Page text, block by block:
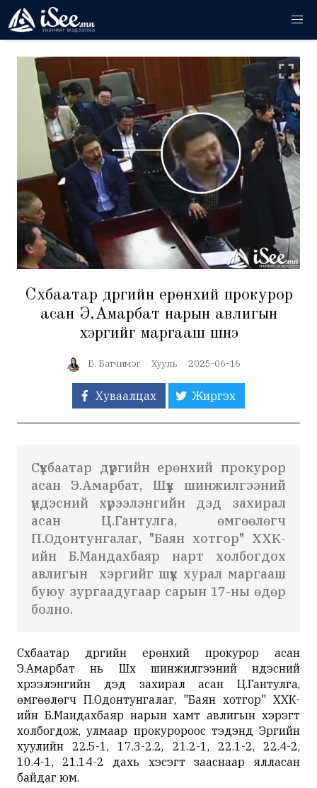
Сүхбаатар дүүргийн ерөнхий прокурор
асан Э.Амарбат нарын авлигын
хэргийг маргааш шүүнэ
Б. Батчимэг Хууль 2025-06-16
Хуваалцах Жиргэх
Сүхбаатар дүүргийн ерөнхий прокурор
асан Э.Амарбат, Шүүх шинжилгээний
үндэсний хүрээлэнгийн дэд захирал
асан Ц.Гантулга, өмгөөлөгч
П.Одонтунгалаг, "Баян хотгор" ХХК-
ийн Б.Мандахбаяр нарт холбогдох
авлигын хэргийг шүүх хурал маргааш
буюу зургаадугаар сарын 17-ны өдөр
болно.
Сүхбаатар дүүргийн ерөнхий прокурор асан
Э.Амарбат нь Шүүх шинжилгээний үндэсний
хүрээлэнгийн дэд захирал асан Ц.Гантулга,
өмгөөлөгч П.Одонтунгалаг, "Баян хотгор" ХХК-
ийн Б.Мандахбаяр нарын хамт авлигын хэрэгт
холбогдож, улмаар прокуророос тэдэнд Эрүүгийн
хуулийн 22.5-1, 17.3-2.2, 21.2-1, 22.1-2, 22.4-2,
10.4-1, 21.14-2 дахь хэсэгт зааснаар ялласан
байдаг юм.